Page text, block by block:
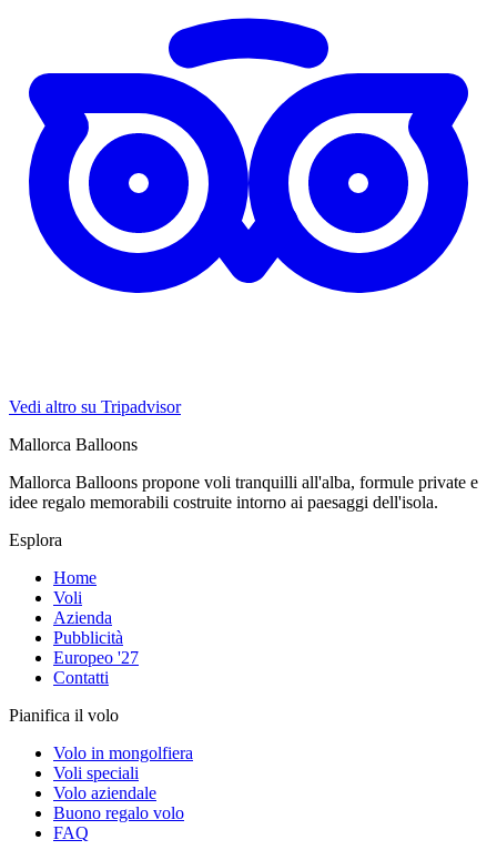
Vedi altro su Tripadvisor
Mallorca Balloons
Mallorca Balloons propone voli tranquilli all'alba, formule private e
idee regalo memorabili costruite intorno ai paesaggi dell'isola.
Esplora
Home
Voli
Azienda
Pubblicità
Europeo '27
Contatti
Pianifica il volo
Volo in mongolfiera
Voli speciali
Volo aziendale
Buono regalo volo
FAQ